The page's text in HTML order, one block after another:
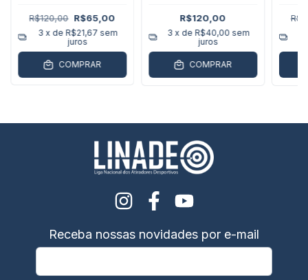
R$120,00 R$65,00
3 x de R$21,67 sem
juros
COMPRAR
R$120,00
3 x de R$40,00 sem
juros
COMPRAR
Receba nossas novidades por e-mail